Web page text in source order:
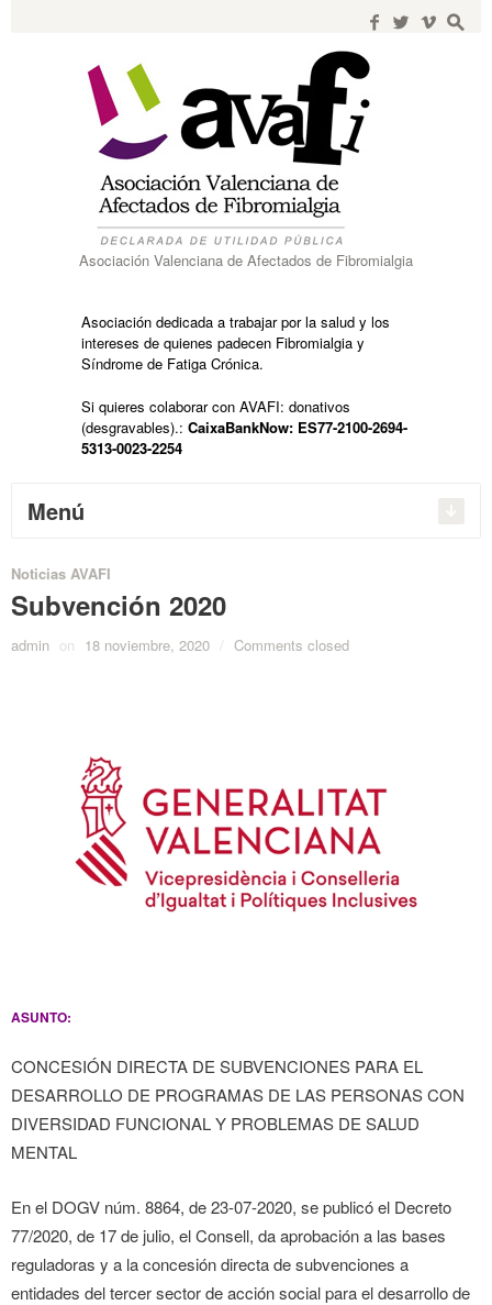
f w i s
Asociación Valenciana de Afectados de Fibromialgia
Asociación dedicada a trabajar por la salud y los
intereses de quienes padecen Fibromialgia y
Síndrome de Fatiga Crónica.
Si quieres colaborar con AVAFI: donativos
(desgravables).:CaixaBankNow: ES77-2100-2694-
5313-0023-2254
Menú
Noticias AVAFI
Subvención 2020
admin on 18 noviembre, 2020 / Comments closed
ASUNTO:
CONCESIÓN DIRECTA DE SUBVENCIONES PARA EL
DESARROLLO DE PROGRAMAS DE LAS PERSONAS CON
DIVERSIDAD FUNCIONAL Y PROBLEMAS DE SALUD
MENTAL
En el DOGV núm. 8864, de 23-07-2020, se publicó el Decreto
77/2020, de 17 de julio, el Consell, da aprobación a las bases
reguladoras y a la concesión directa de subvenciones a
entidades del tercer sector de acción social para el desarrollo de